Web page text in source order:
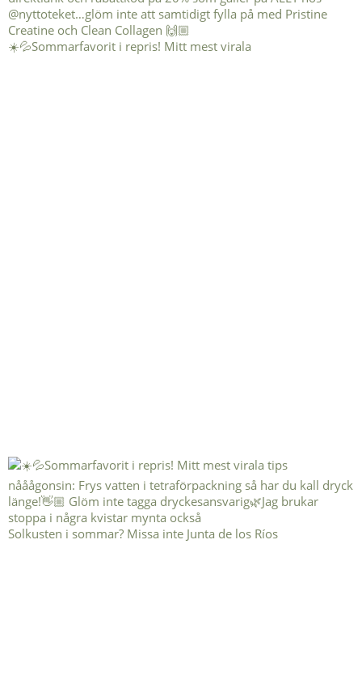
☀️💦Sommarfavorit i repris! Mitt mest virala
Solkusten i sommar? Missa inte Junta de los Ríos